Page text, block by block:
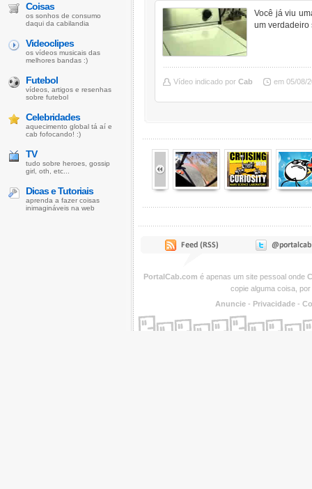
Você já viu
um verdadeiro
Vídeo indicado por Cab em 05/08/
Coisas
os sonhos de consumo
daqui da cabilandia
Videoclipes
os vídeos musicais das
melhores bandas :)
Futebol
vídeos, artigos e resenhas
sobre futebol
Celebridades
aquecimento global tá aí e
cab fofocando! :)
TV
tudo sobre heroes, gossip
girl, oth, etc...
Dicas e Tutoriais
aprenda a fazer coisas
inimagináveis na web
PortalCab.com é apenas um site pessoal onde
copie alguma coisa,
Anuncie - Privacidade -